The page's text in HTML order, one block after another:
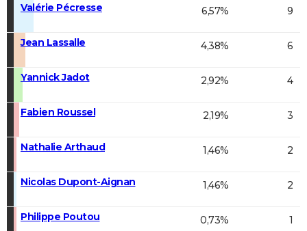
Valérie Pécresse 6,57% 9
Jean Lassalle 4,38% 6
Yannick Jadot 2,92% 4
Fabien Roussel 2,19% 3
Nathalie Arthaud 1,46% 2
Nicolas Dupont-Aignan 1,46% 2
Philippe Poutou 0,73% 1